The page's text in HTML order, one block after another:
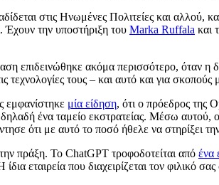
στις Ηνωμένες Πολιτείες και
Έχουν την υποστήριξη του Marka Ruffala και
επιδεινώθηκε ακόμα περισσότερο, όταν η
τεχνολογίες τους – και αυτό και για
εμφανίστηκε μία είδηση, ότι ο πρόεδρος της
ένα ταμείο εκστρατείας. Μέσω αυτού,
ότι με αυτό το ποσό ήθελε να στηρίξει
πράξη. Το ChatGPT τροφοδοτείται από ένα
εταιρεία που διαχειρίζεται τον φιλικό